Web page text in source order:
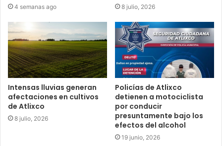
4 semanas ago 8 julio, 2026
Intensas lluvias generan
afectaciones en cultivos
de Atlixco
8 julio, 2026
Policías de Atlixco
detienen a motociclista
por conducir
presuntamente bajo los
efectos del alcohol
19 junio, 2026